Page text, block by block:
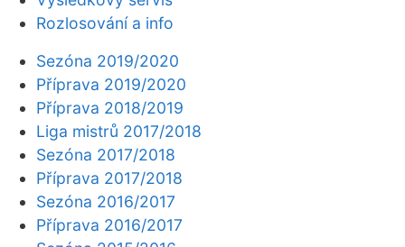
Rozlosování a info
Sezóna 2019/2020
Příprava 2019/2020
Příprava 2018/2019
Liga mistrů 2017/2018
Sezóna 2017/2018
Příprava 2017/2018
Sezóna 2016/2017
Příprava 2016/2017